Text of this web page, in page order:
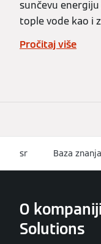
sunčevu
tople vode kao i
Pročitaj više
sr Baza znanja
O
Solutions